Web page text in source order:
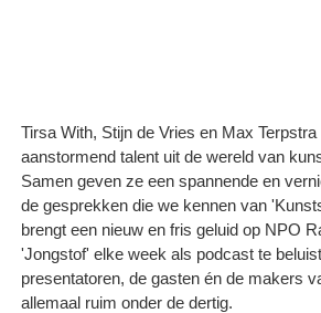
Tirsa With, Stijn de Vries en Max
aanstormend talent uit de wereld van
Samen geven ze een spannende en
de gesprekken die we kennen van
brengt een nieuw en fris geluid op NPO
'Jongstof' elke week als podcast te
presentatoren, de gasten én de makers
allemaal ruim onder de dertig.